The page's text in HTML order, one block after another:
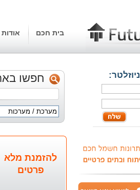
בית חכם אודות
חפשו
מערכת / מערכות
להזמנת מלא
פרטים